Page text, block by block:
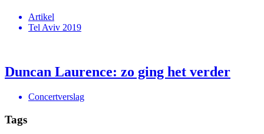
Artikel
Tel Aviv 2019
Duncan Laurence: zo ging het verder
Concertverslag
Tags